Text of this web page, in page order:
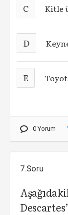
C Kitle
D
E
0 Yorum
7.Soru